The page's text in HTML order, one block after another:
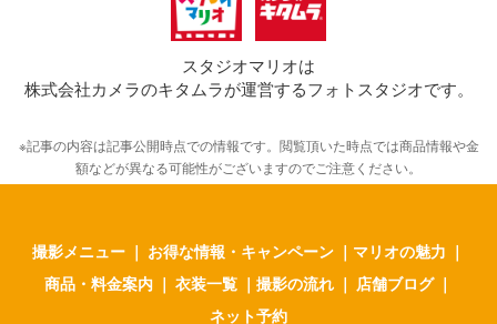
スタジオマリオは
株式会社カメラのキタムラが運営するフォトスタジオです。
※記事の内容は記事公開時点での情報です。閲覧頂いた時点では商品情報や金
額などが異なる可能性がございますのでご注意ください。
撮影メニュー ｜ お得な情報・キャンペーン ｜ マリオの魅力 ｜
商品・料金案内 ｜ 衣装一覧 ｜ 撮影の流れ ｜ 店舗ブログ ｜
ネット予約